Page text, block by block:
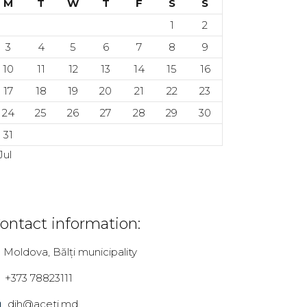
M T W T F S
S
1
2
3
4 5 6 7 8
9
10
11 12 13 14 15
16
17
18 19 20 21 22
23
24
25 26 27 28 29
30
31
information:
Moldova, Bălți municipality
+373 78823111
dih@aceti.md